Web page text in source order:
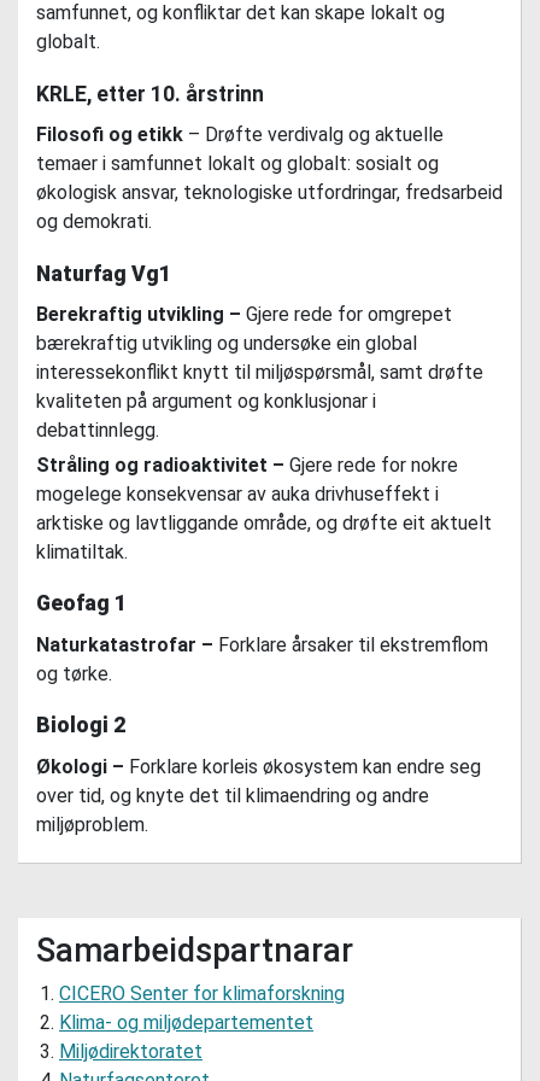
samfunnet, og konfliktar det kan skape lokalt og
globalt.
KRLE, etter 10. årstrinn
Filosofi og etikk – Drøfte verdivalg og aktuelle
temaer i samfunnet lokalt og globalt: sosialt og
økologisk ansvar, teknologiske utfordringar, fredsarbeid
og demokrati.
Naturfag Vg1
Berekraftig utvikling – Gjere rede for omgrepet
bærekraftig utvikling og undersøke ein global
interessekonflikt knytt til miljøspørsmål, samt drøfte
kvaliteten på argument og konklusjonar i
debattinnlegg.
Stråling og radioaktivitet – Gjere rede for nokre
mogelege konsekvensar av auka drivhuseffekt i
arktiske og lavtliggande område, og drøfte eit aktuelt
klimatiltak.
Geofag 1
Naturkatastrofar – Forklare årsaker til ekstremflom
og tørke.
Biologi 2
Økologi – Forklare korleis økosystem kan endre seg
over tid, og knyte det til klimaendring og andre
miljøproblem.
Samarbeidspartnarar
CICERO Senter for klimaforskning
Klima- og miljødepartementet
Miljødirektoratet